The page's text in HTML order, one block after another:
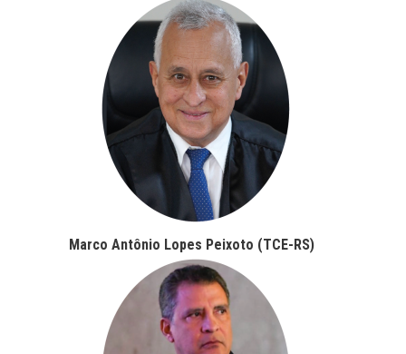
Marco Antônio Lopes Peixoto (TCE-RS)